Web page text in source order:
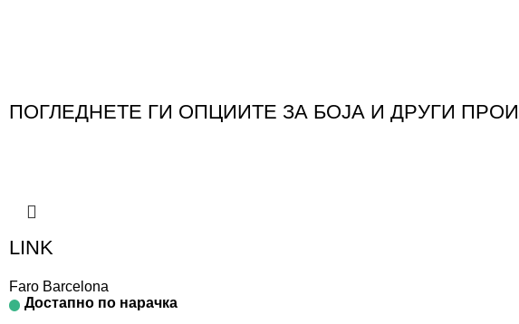
ПОГЛЕДНЕТЕ ГИ ОПЦИИТЕ ЗА БОЈА И ДРУГИ
LINK
Faro Barcelona
Достапно по нарачка